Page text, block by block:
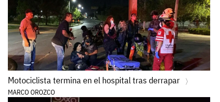
Motociclista termina en el hospital tras derrapar
MARCO OROZCO